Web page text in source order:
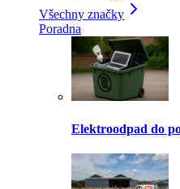
Všechny značky
Poradna
Elektroodpad do